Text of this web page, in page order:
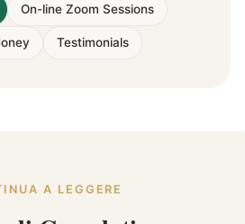
On-line Zoom Sessions
Testimonials
A LEGGERE